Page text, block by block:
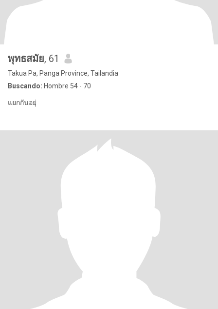
พุทธสมัย, 61
Takua Pa, Panga Province, Tailandia
Buscando: Hombre 54 - 70
แยกกันอยุ่